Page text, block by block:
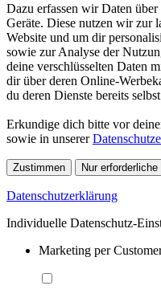
Dazu erfassen wir Daten
Geräte. Diese nutzen wir zur
Website und um dir
sowie zur Analyse der
deine verschlüsselten Daten
dir über deren Online-
du deren Dienste bereits
Erkundige dich bitte vor
sowie in unserer
Zustimmen Nur erforderliche
Datenschutzerklärung
Individuelle Datenschutz-
Marketing per